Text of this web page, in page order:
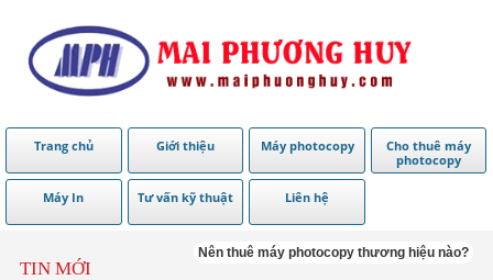
Trang chủ Giới thiệu Máy photocopy
Cho thuê máy
photocopy
Máy In Tư vấn kỹ thuật Liên hệ
TIN MỚI
Nên thuê máy photocopy thương hiệu nào?